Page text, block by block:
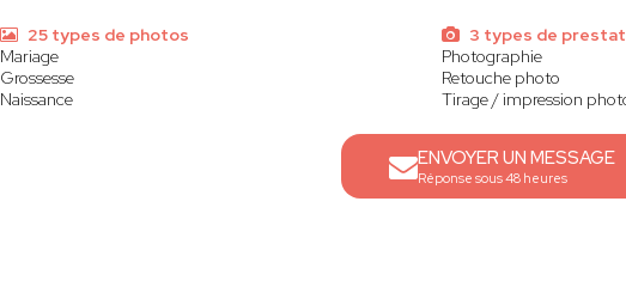
25 types de photos
Mariage
Grossesse
Naissance
3 types de
Photographie
Retouche photo
Tirage / impression
ENVOYER UN MESSAGE
Réponse sous 48 heures